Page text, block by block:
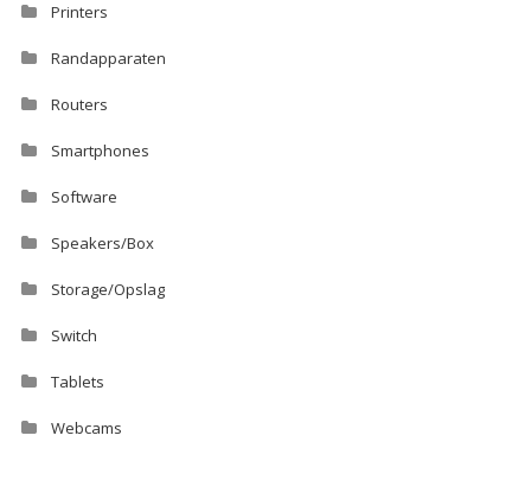
Printers
Randapparaten
Routers
Smartphones
Software
Speakers/Box
Storage/Opslag
Switch
Tablets
Webcams